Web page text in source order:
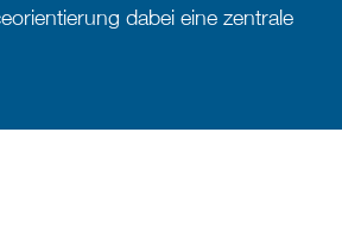
dabei eine zentrale